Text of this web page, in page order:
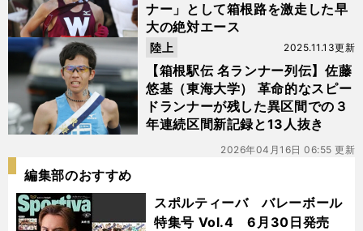
ナー」として箱根路を激走した早
大の絶対エース
【箱根駅伝 名ランナー列伝】佐藤
悠基（東海大学） 革命的なスピー
ドランナーが残した異区間での３
年連続区間新記録と13人抜き
2025.11.13更新
陸上
2026年04月16日 06:55 更新
編集部のおすすめ
スポルティーバ バレーボール
特集号 Vol.4 6月30日発売